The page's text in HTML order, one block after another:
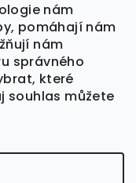
nám
pomáhají nám
nám
správného
které
souhlas můžete
Coach